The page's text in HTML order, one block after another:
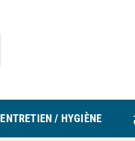
ENTRETIEN / HYGIÈNE